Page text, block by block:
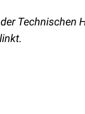
der Technischen